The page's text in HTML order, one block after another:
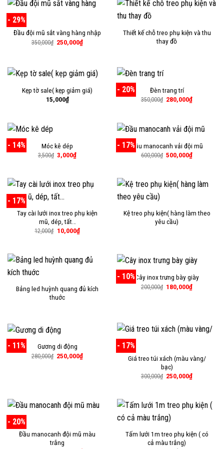
- 29%
Đầu đội mũ sắt vàng hàng nhập
350,000₫ Giá
250,000₫Giá
250,000₫.
Thiết kế chỗ treo phụ kiện và thu
thay đồ
Kẹp tờ sale( kẹp giảm giá)
15,000₫
- 20% Đèn trang trí
350,000₫ Giá
280,000₫Giá
280,000₫.
- 14% Móc kê dép
3,500₫ Giá
gốc
3,000₫Giá
3,000₫.
- 17%Đầu manocanh vải đội mũ
600,000₫ Giá
500,000₫Giá
500,000₫.
- 17%
Tay cài lưới inox treo phụ kiện
mũ, dép, tất…
12,000₫ Giá
gốc
10,000₫Giá
hiện
10,000₫.
Kệ treo phụ kiện( hàng làm theo
yêu cầu)
Bảng led huỳnh quang đủ kích
thuớc
- 10% Cây inox trưng bày giày
200,000₫ Giá
180,000₫Giá
- 11% Gương di động
280,000₫ Giá
250,000₫Giá
- 17%
Giá treo túi xách (màu vàng/
bạc)
300,000₫ Giá
250,000₫Giá
250,000₫.
- 20%
Đầu manocanh đội mũ màu
trắng
Tấm lưới 1m treo phụ kiện ( có
cả màu trắng)